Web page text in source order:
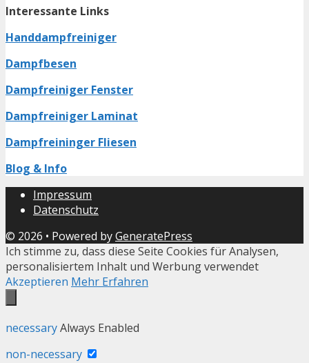
Interessante Links
Handdampfreiniger
Dampfbesen
Dampfreiniger Fenster
Dampfreiniger Laminat
Dampfreininger Fliesen
Blog & Info
Impressum
Datenschutz
© 2026 • Powered byGeneratePress
Ich stimme zu, dass diese Seite Cookies für Analysen,
personalisiertem Inhalt und Werbung verwendet
Akzeptieren Mehr Erfahren
necessaryAlways Enabled
non-necessary